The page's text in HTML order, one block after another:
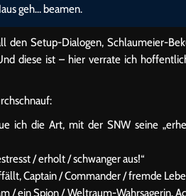
geh… beamen.
den Setup-Dialogen, Schlaumeier-
diese ist – hier verrate ich
ich die Art, mit der SNW seine
/ erholt / schwanger aus!“
Captain / Commander / fremde
/ ein Spion / Weltraum-Wahrsagerin.